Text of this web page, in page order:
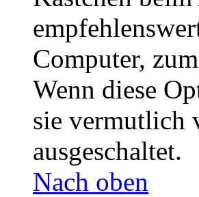
Computer,
Wenn diese
sie vermutlich
ausgeschaltet.
Nach oben